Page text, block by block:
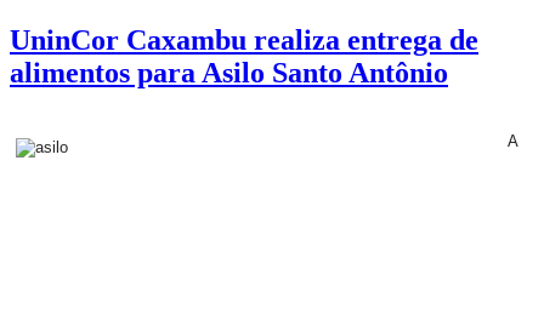
UninCor Caxambu realiza entrega de
alimentos para Asilo Santo Antônio
A